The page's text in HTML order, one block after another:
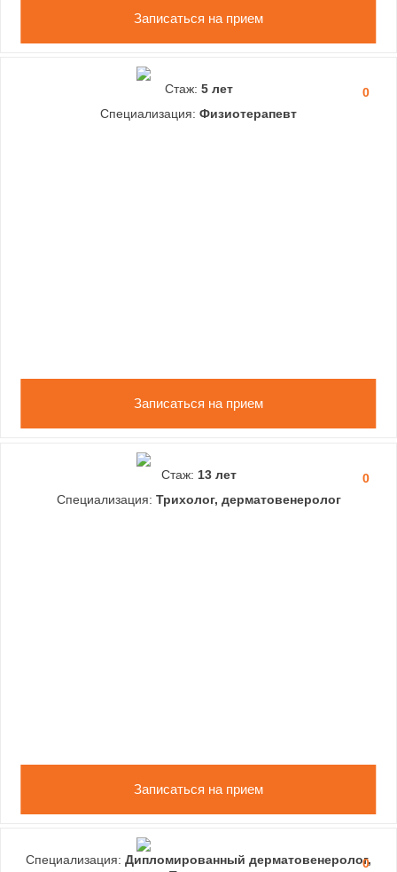
Записаться на прием
0
Стаж: 5 лет
Специализация: Физиотерапевт
Записаться на прием
0
Стаж: 13 лет
Специализация: Трихолог, дерматовенеролог
Записаться на прием
0
Специализация: Дипломированный дерматовенеролог,